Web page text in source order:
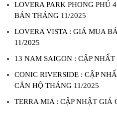
LOVERA PARK PHONG PHÚ
BÁN THÁNG 11/2025
LOVERA VISTA : GIÁ MUA
11/2025
13 NAM SAIGON : CẬP
CONIC RIVERSIDE : CẬP
CĂN HỘ THÁNG 11/2025
TERRA MIA : CẬP NHẬT GIÁ